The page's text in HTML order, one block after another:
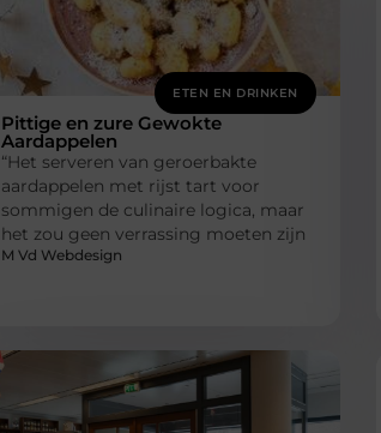
ETEN EN DRINKEN
Pittige en zure Gewokte
Aardappelen
“Het serveren van geroerbakte
aardappelen met rijst tart voor
sommigen de culinaire logica, maar
het zou geen verrassing moeten zijn
M Vd Webdesign